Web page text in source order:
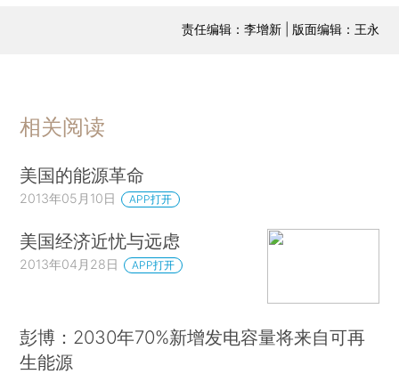
责任编辑：李增新 | 版面编辑：王永
相关阅读
美国的能源革命
2013年05月10日 APP打开
美国经济近忧与远虑
2013年04月28日 APP打开
彭博：2030年70%新增发电容量将来自可再
生能源